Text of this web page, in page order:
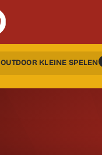
OUTDOOR KLEINE SPELEN